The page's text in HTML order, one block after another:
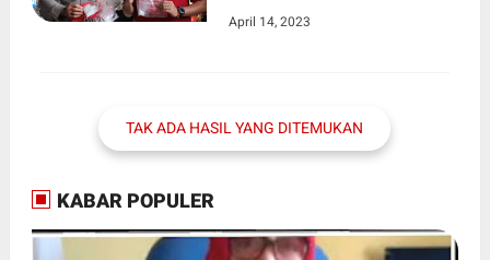
April 14, 2023
TAK ADA HASIL YANG DITEMUKAN
KABAR POPULER